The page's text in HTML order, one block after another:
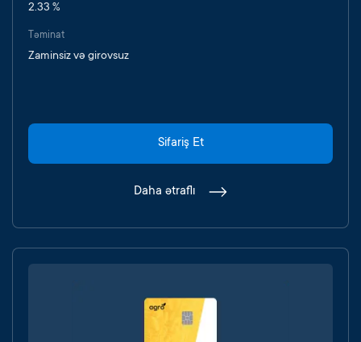
2.33 %
Təminat
Zaminsiz və girovsuz
Sifariş Et
Daha ətraflı